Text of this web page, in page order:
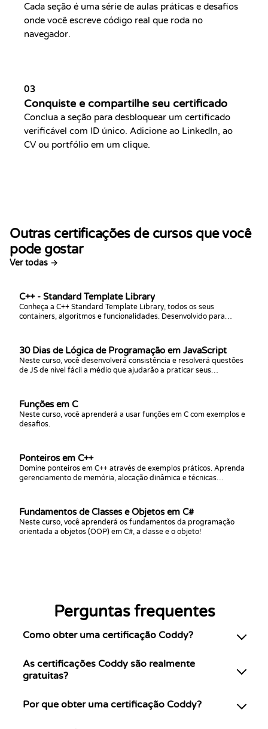
Cada seção é uma série de aulas práticas e desafios
onde você escreve código real que roda no
navegador.
03
Conquiste e compartilhe seu certificado
Conclua a seção para desbloquear um certificado
verificável com ID único. Adicione ao LinkedIn, ao
CV ou portfólio em um clique.
Outras certificações de cursos que você
pode gostar
Ver todas →
C++ - Standard Template Library
Conheça a C++ Standard Template Library, todos os seus
containers, algoritmos e funcionalidades. Desenvolvido para
30 Dias de Lógica de Programação em JavaScript
Neste curso, você desenvolverá consistência e resolverá questões
de JS de nível fácil a médio que ajudarão a praticar seus
Funções em C
Neste curso, você aprenderá a usar funções em C com exemplos e
desafios.
Ponteiros em C++
Domine ponteiros em C++ através de exemplos práticos. Aprenda
gerenciamento de memória, alocação dinâmica e técnicas
Fundamentos de Classes e Objetos em C#
Neste curso, você aprenderá os fundamentos da programação
orientada a objetos (OOP) em C#, a classe e o objeto!
Perguntas frequentes
Como obter uma certificação Coddy?
As certificações Coddy são realmente
gratuitas?
Por que obter uma certificação Coddy?